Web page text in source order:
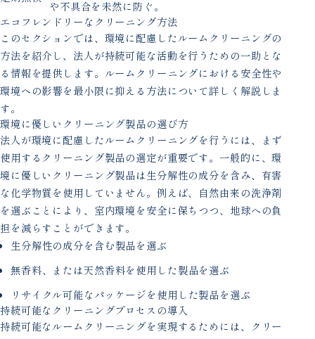
や不具合を未然に防ぐ。
エコフレンドリーなクリーニング方法
このセクションでは、環境に配慮したルームクリーニングの
方法を紹介し、法人が持続可能な活動を行うための一助とな
る情報を提供します。ルームクリーニングにおける安全性や
環境への影響を最小限に抑える方法について詳しく解説しま
す。
環境に優しいクリーニング製品の選び方
法人が環境に配慮したルームクリーニングを行うには、まず
使用するクリーニング製品の選定が重要です。一般的に、環
境に優しいクリーニング製品は生分解性の成分を含み、有害
な化学物質を使用していません。例えば、自然由来の洗浄剤
を選ぶことにより、室内環境を安全に保ちつつ、地球への負
担を減らすことができます。
生分解性の成分を含む製品を選ぶ
無香料、または天然香料を使用した製品を選ぶ
リサイクル可能なパッケージを使用した製品を選ぶ
持続可能なクリーニングプロセスの導入
持続可能なルームクリーニングを実現するためには、クリー